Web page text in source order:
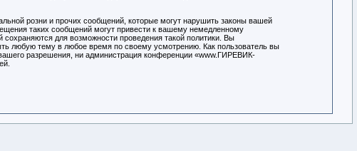
розни и прочих сообщений, которые могут нарушить законы вашей
таких сообщений могут привести к вашему немедленному
для возможности проведения такой политики. Вы
любую тему в любое время по своему усмотрению. Как пользователь вы
разрешения, ни администрация конференции «www.ГИРЕВИК-